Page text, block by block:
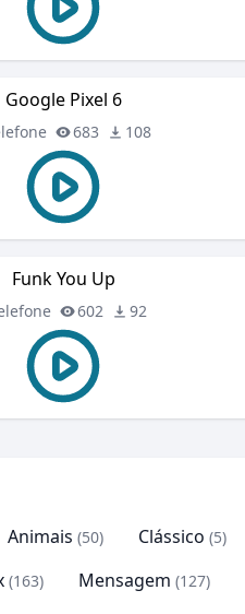
Google Pixel 6
683 108
Funk You Up
602 92
Animais (50) Clássico (5)
(163) Mensagem (127)